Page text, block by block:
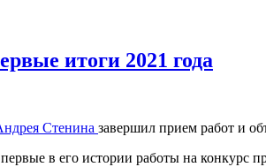
итоги 2021 года
Стенина завершил прием работ и
в его истории работы на конкурс